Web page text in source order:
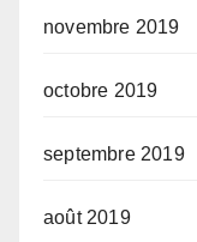
novembre 2019
octobre 2019
septembre 2019
août 2019